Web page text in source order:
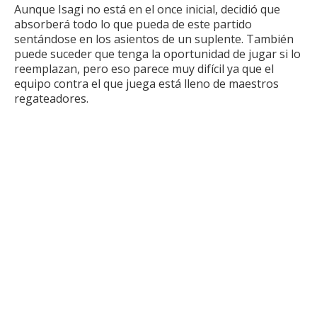
Aunque Isagi no está en el once inicial, decidió que
absorberá todo lo que pueda de este partido
sentándose en los asientos de un suplente. También
puede suceder que tenga la oportunidad de jugar si lo
reemplazan, pero eso parece muy difícil ya que el
equipo contra el que juega está lleno de maestros
regateadores.